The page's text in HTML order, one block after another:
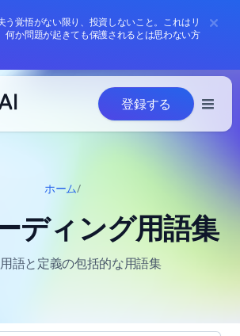
う覚悟がない限り、投資しないこと。これはリ
何か問題が起きても保護されるとは思わない方
登録する
ホーム/
ディング用語集
語と定義の包括的な用語集